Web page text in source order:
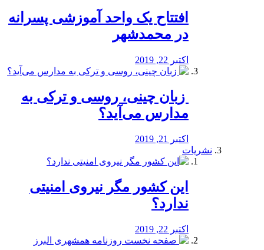
افتتاح یک واحد آموزشی پسرانه
در محمدشهر
اکتبر 22, 2019
️ زبان چینی، روسی و ترکی به
مدارس می‌آید؟
اکتبر 21, 2019
نشریات
این کشور مگر نیروی امنیتی
ندارد؟
اکتبر 22, 2019